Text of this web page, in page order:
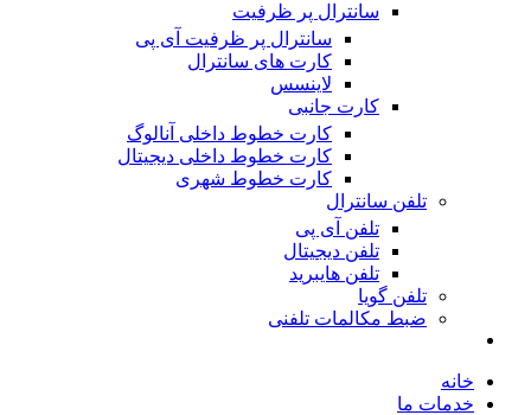
سانترال پر ظرفیت
سانترال پر ظرفیت آی پی
کارت های سانترال
لاینسس
کارت جانبی
کارت خطوط داخلی آنالوگ
کارت خطوط داخلی دیجیتال
کارت خطوط شهری
تلفن سانترال
تلفن آی پی
تلفن دیجیتال
تلفن هایبرید
تلفن گویا
ضبط مکالمات تلفنی
خانه
خدمات ما